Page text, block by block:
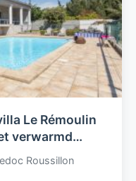
Le Rémoulin
verwarmd
Roussillon